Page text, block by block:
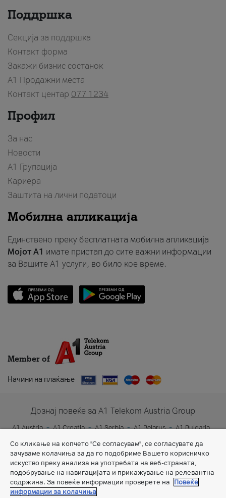
Поддршка
Секција за поддршка
Контакт форма
Закажи бизнис состанок
A1 Продажни места
Контакт центар 077 1234
Профил
За нас
Новости
А1 Групација
Кариера
Заштита на лични податоци
Мобилна апликација
Единствено преку бесплатната мобилна апликација
Мојот A1 имате пристап до сите важни информации
за Вашите A1 услуги, во било кое време.
Member of
Начини на плаќање
Дознај повеќе за A1 Telekom Austria Group
A1 Austria A1 Croatia A1 Serbia A1 Belarus
A1 Bulgaria
A1 Slovenia
A1 Digital
Со кликање на копчето "Се согласувам", се согласувате да
зачуваме колачиња за да го подобриме Вашето корисничко
искуство преку анализа на употребата на веб-страната,
подобрување на навигацијата и прикажување на релевантна
содржина. За повеќе информации проверете на
Повеќе
информации за колачиња